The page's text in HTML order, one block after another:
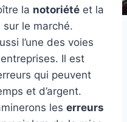
la notoriété et la
sur le marché.
l’une des voies
Il est
qui peuvent
et d’argent.
les erreurs